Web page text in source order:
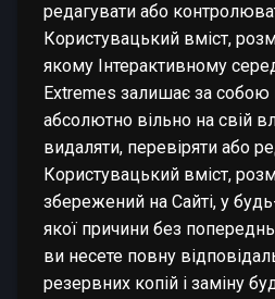
редагувати або
Користувацький вміст,
якому Інтерактивному
Extremes залишає за
абсолютно вільно на свій
видаляти, перевіряти або
Користувацький вміст,
збережений на Сайті, у
якої причини без
ви несете повну
резервних копій і заміну